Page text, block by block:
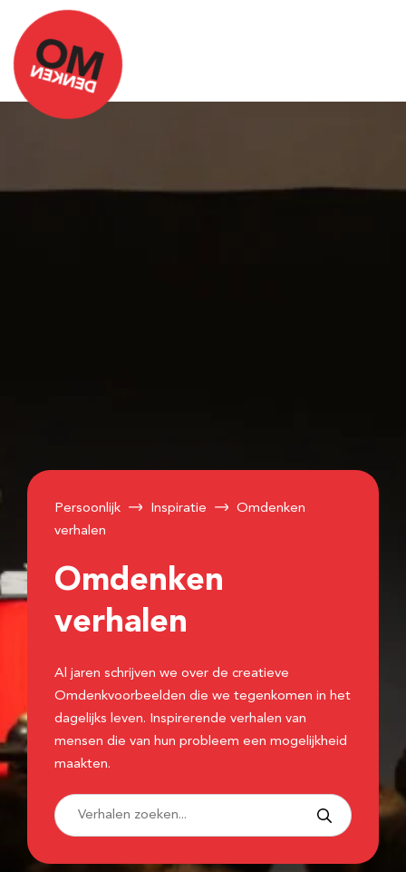
Persoonlijk Inspiratie
Omdenken
verhalen
Omdenken
verhalen
Al jaren schrijven we over de creatieve
Omdenkvoorbeelden die we tegenkomen in het
dagelijks leven. Inspirerende verhalen van
mensen die van hun probleem een mogelijkheid
maakten.